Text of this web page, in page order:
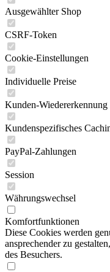
Ausgewählter Shop
CSRF-Token
Cookie-Einstellungen
Individuelle Preise
Kunden-Wiedererkennung
Kundenspezifisches
PayPal-Zahlungen
Session
Währungswechsel
Komfortfunktionen
Diese Cookies werden
ansprechender zu
des Besuchers.